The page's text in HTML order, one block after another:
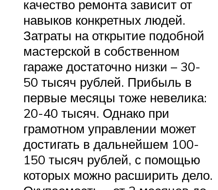
качество ремонта зависит от
навыков конкретных людей.
Затраты на открытие подобной
мастерской в собственном
гараже достаточно низки – 30-
50 тысяч рублей. Прибыль в
первые месяцы тоже невелика:
20-40 тысяч. Однако при
грамотном управлении может
достигать в дальнейшем 100-
150 тысяч рублей, с помощью
которых можно расширить дело.